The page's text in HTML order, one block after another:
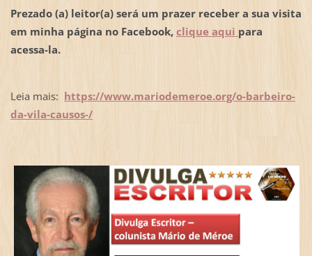
Prezado (a) leitor(a) será um prazer receber a sua visita
em minha página no Facebook, clique aqui para
acessa-la.
Leia mais: https://www.mariodemeroe.org/o-barbeiro-
da-vila-causos-/